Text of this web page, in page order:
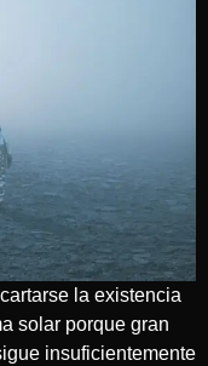
la existencia
solar porque gran
insuficientemente